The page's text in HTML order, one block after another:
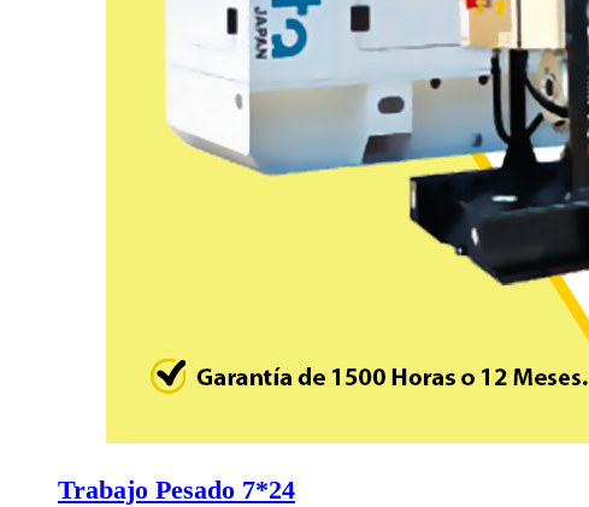
Trabajo Pesado 7*24